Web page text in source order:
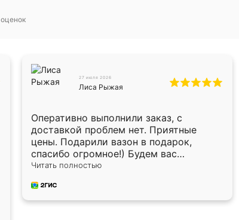
оценок
27 июля 2026
Лиса Рыжая
Оперативно выполнили заказ, с
доставкой проблем нет. Приятные
цены. Подарили вазон в подарок,
спасибо огромное!) Будем вас
рекомендовать знакомым!)
Читать полностью